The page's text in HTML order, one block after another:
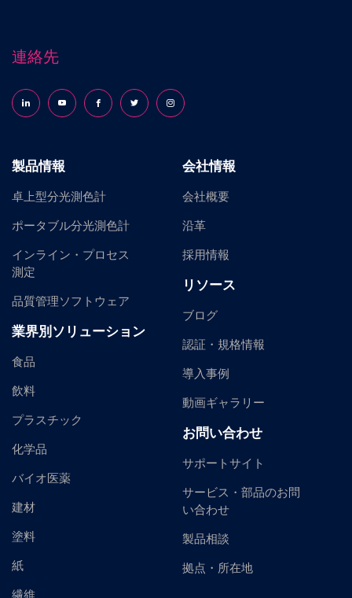
連絡先
Follow us on LinkedInFollow us on YouTubeFollow us on Facebook
Follow us on X (formerly Twitter)
Follow us on Instagram
製品情報
卓上型分光測色計
ポータブル分光測色計
インライン・プロセス
測定
品質管理ソフトウェア
業界別ソリューション
食品
飲料
プラスチック
化学品
バイオ医薬
建材
塗料
紙
繊維
会社情報
会社概要
沿革
採用情報
リソース
ブログ
認証・規格情報
導入事例
動画ギャラリー
お問い合わせ
サポートサイト
サービス・部品のお問
い合わせ
製品相談
拠点・所在地